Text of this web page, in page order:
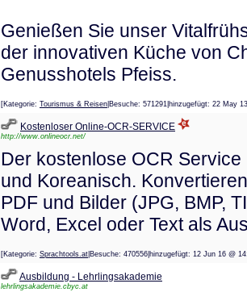
Genießen Sie unser
der innovativen Küche von
Genusshotels Pfeiss.
[Kategorie: Tourismus & Reisen |Besuche: 571291|hinzugefügt: 22
Kostenloser Online-OCR-SERVICE
http://www.onlineocr.net/
Der kostenlose OCR
und Koreanisch.
PDF und Bilder (JPG, BMP,
Word, Excel oder Text als
[Kategorie: Sprachtools.at |Besuche: 470556|hinzugefügt: 12 Jun
Ausbildung - Lehrlingsakademie
lehrlingsakademie.cbyc.at